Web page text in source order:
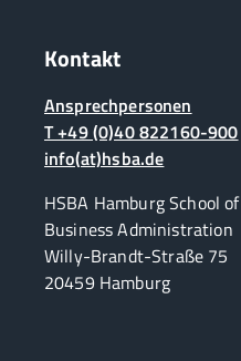
Kontakt
Ansprechpersonen
T +49 (0)40 822160-900
info(at)hsba.de
HSBA Hamburg School of
Business Administration
Willy-Brandt-Straße 75
20459 Hamburg